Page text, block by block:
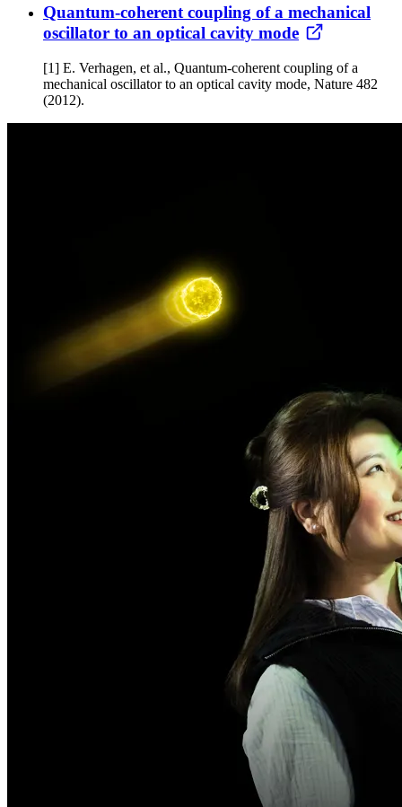
Quantum-coherent coupling of a mechanical
oscillator to an optical cavity mode
[1] E. Verhagen, et al., Quantum-coherent coupling of a
mechanical oscillator to an optical cavity mode, Nature 482
(2012).